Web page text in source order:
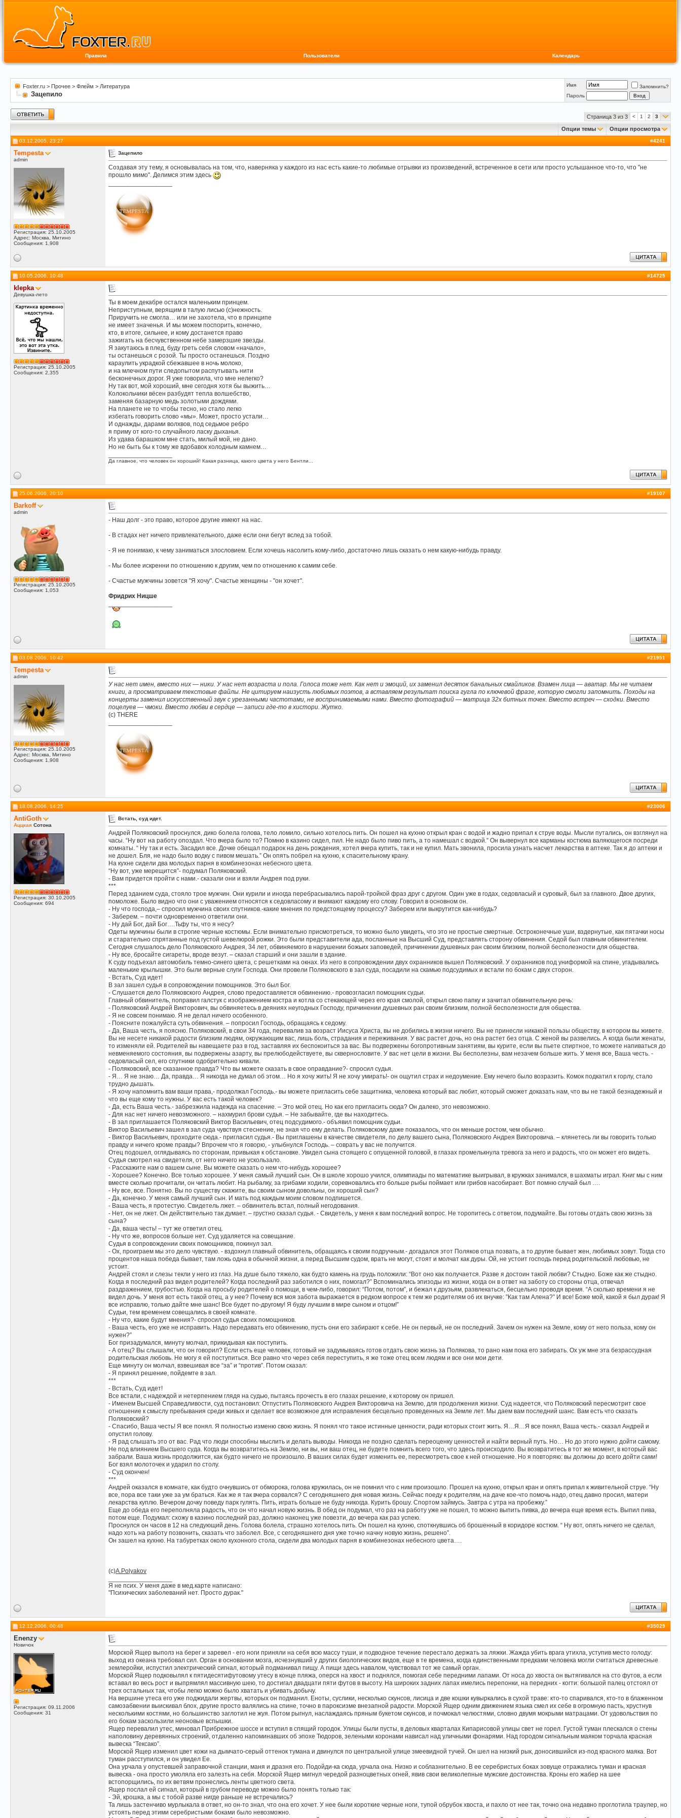
Правила Пользователи Календарь
Foxter.ru > Прочее > Флейм > Литература
Зацепило
Имя
Запомнить?
Пароль
Страница 3 из 3 < 1 2 3
Опции темы Опции просмотра
03.12.2005, 23:27 #4241
Tempesta
admin
Регистрация: 25.10.2005
Адрес: Москва, Митино
Сообщения: 1,908
Зацепило
Создавая эту тему, я основывалась на том, что, наверняка у каждого из нас есть какие-то любимые отрывки из произведений, встреченное в сети или просто услышанное что-то, что "не
прошло мимо". Делимся этим здесь
10.05.2006, 10:48 #14725
klepka
Девушка-лето
Регистрация: 25.10.2005
Сообщения: 2,355
Ты в моем декабре остался маленьким принцем.
Неприступным, верящим в талую лисью (с)нежность.
Приручить не смогла… или не захотела, что в принципе
не имеет значенья. И мы можем поспорить, конечно,
кто, в итоге, сильнее, и кому достанется право
зажигать на бесчувственном небе замерзшие звезды.
Я закутаюсь в плед, буду греть себя словом «начало»,
ты останешься с розой. Ты просто останешься. Поздно
караулить украдкой сбежавшее в ночь молоко,
и на млечном пути следопытом распутывать нити
бесконечных дорог. Я уже говорила, что мне нелегко?
Ну так вот, мой хороший, мне сегодня хотя бы выжить…
Колокольчики вёсен разбудят тепла волшебство,
заменяя базарную медь золотыми дождями.
На планете не то чтобы тесно, но стало легко
избегать говорить слово «мы». Может, просто устали…
И однажды, дарами волхвов, под седьмое ребро
я приму от кого-то случайного ласку дыханья.
Из удава барашком мне стать, милый мой, не дано.
Но не быть бы к тому же вдобавок холодным камнем…
Да главное, что человек он хороший! Какая разница, какого цвета у него Бентли...
25.06.2006, 20:10 #19107
Barkoff
admin
Регистрация: 25.10.2005
Сообщения: 1,053
- Наш долг - это право, которое другие имеют на нас.
- В стадах нет ничего привлекательного, даже если они бегут вслед за тобой.
- Я не понимаю, к чему заниматься злословием. Если хочешь насолить кому-либо, достаточно лишь сказать о нем какую-нибудь правду.
- Мы более искренни по отношению к другим, чем по отношению к самим себе.
- Счастье мужчины зовется "Я хочу". Счастье женщины - "он хочет".
Фридрих Ницше
03.08.2006, 10:42 #21951
Tempesta
admin
Регистрация: 25.10.2005
Адрес: Москва, Митино
Сообщения: 1,908
У нас нет имен, вместо них — ники. У нас нет возраста и пола. Голоса тоже нет. Как нет и эмоций, их заменил десяток банальных смайликов. Взамен лица — аватар. Мы не читаем
книги, а просматриваем текстовые файлы. Не цитируем наизусть любимых поэтов, а вставляем результат поиска гугла по ключевой фразе, которую смогли запомнить. Походы на
концерты заменил искусственный звук с урезанными частотами, не воспринимаемыми нами. Вместо фотографий — матрица 32х битных точек. Вместо встреч — сходки. Вместо
поцелуев — чмоки. Вместо любви в сердце — записи где-то в хистори. Жутко.
(c) THERE
18.08.2006, 14:25 #23006
AntiGoth
Аццкая Сотона
Регистрация: 30.10.2005
Сообщения: 694
Встать, суд идет.
Андрей Поляковский проснулся, дико болела голова, тело ломило, сильно хотелось пить. Он пошел на кухню открыл кран с водой и жадно припал к струе воды. Мысли путались, он взглянул на
часы. “Ну вот на работу опоздал. Что вчера было то? Помню в казино сидел, пил. Не надо было пиво пить, а то намешал с водкой.” Он вывернул все карманы костюма валяющегося посреди
комнаты. “ Ну так и есть. Засадил все. Дочке обещал подарок на день рождения, хотел вчера купить, так и не купил. Мать звонила, просила узнать насчет лекарства в аптеке. Так я до аптеки и
не дошел. Бля, не надо было водку с пивом мешать.” Он опять побрел на кухню, к спасительному крану.
На кухне сидели два молодых парня в комбинезонах небесного цвета.
“Ну вот, уже мерещится”- подумал Поляковский.
- Вам придется пройти с нами.- сказали они и взяли Андрея под руки.
***
Перед зданием суда, стояло трое мужчин. Они курили и иногда перебрасывались парой-тройкой фраз друг с другом. Один уже в годах, седовласый и суровый, был за главного. Двое других,
помоложе. Было видно что они с уважением относятся к седовласому и внимают каждому его слову. Говорил в основном он.
- Ну что господа,– спросил мужчина своих спутников.-какие мнения по предстоящему процессу? Заберем или выкрутится как-нибудь?
- Заберем. – почти одновременно ответили они.
- Ну дай Бог, дай Бог….Тьфу ты, что я несу?
Одеты мужчины были в строгие черные костюмы. Если внимательно присмотреться, то можно было увидеть, что это не простые смертные. Остроконечные уши, вздернутые, как пятачки носы
и старательно спрятанные под густой шевелюрой рожки. Это были представители ада, посланные на Высший Суд, представлять сторону обвинения. Седой был главным обвинителем.
Сегодня слушалось дело Поляковского Андрея, 34 лет, обвиняемого в нарушении божьих заповедей, причинении душевных ран своим близким, полной бесполезности для общества.
- Ну все, бросайте сигареты, вроде везут. – сказал старший и они зашли в здание.
К суду подъехал автомобиль темно-синего цвета, с решетками на окнах. Из него в сопровождении двух охранников вышел Поляковский. У охранников под униформой на спине, угадывались
маленькие крылышки. Это были верные слуги Господа. Они провели Поляковского в зал суда, посадили на скамью подсудимых и встали по бокам с двух сторон.
- Встать, Суд идет!
В зал зашел судья в сопровождении помощников. Это был Бог.
- Слушается дело Поляковского Андрея, слово предоставляется обвинению.- провозгласил помощник судьи.
Главный обвинитель, поправил галстук с изображением костра и котла со стекающей через его края смолой, открыл свою папку и зачитал обвинительную речь:
- Поляковский Андрей Викторович, вы обвиняетесь в деяниях неугодных Господу, причинении душевных ран своим близким, полной бесполезности для общества.
- Я не совсем понимаю. Я не делал ничего особенного.
- Поясните пожалуйста суть обвинения. – попросил Господь, обращаясь к седому.
- Да, Ваша честь, я поясню. Поляковский, в свои 34 года, перевалив за возраст Иисуса Христа, вы не добились в жизни ничего. Вы не принесли никакой пользы обществу, в котором вы живете.
Вы не несете никакой радости близким людям, окружающим вас, лишь боль, страдания и переживания. У вас растет дочь, но она растет без отца. С женой вы развелись. А когда были женаты,
то изменяли ей. Родителей вы навещаете раз в год, заставляя их беспокоиться за вас. Вы подвержены богопротивным занятиям, вы курите, если вы пьете спиртное, то можете напиваться до
невменяемого состояния, вы подвержены азарту, вы прелюбодействуете, вы сквернословите. У вас нет цели в жизни. Вы бесполезны, вам незачем больше жить. У меня все, Ваша честь. -
седовласый сел, его спутники одобрительно кивали.
- Поляковский, все сказанное правда? Что вы можете сказать в свое оправдание?- спросил судья.
- Я… Я не знаю… Да, правда… Я никогда не думал об этом… Но я хочу жить! Я не хочу умирать!- он ощутил страх и недоумение. Ему нечего было возразить. Комок подкатил к горлу, стало
трудно дышать.
- Я хочу напомнить вам ваши права,- продолжал Господь.- вы можете пригласить себе защитника, человека который вас любит, который сможет доказать нам, что вы не такой безнадежный и
что вы еще кому то нужны. У вас есть такой человек?
- Да, есть Ваша честь.- забрезжила надежда на спасение. – Это мой отец. Но как его пригласить сюда? Он далеко, это невозможно.
- Для нас нет ничего невозможного. – нахмурил брови судья. – Не забывайте, где вы находитесь.
- В зал приглашается Поляковский Виктор Васильевич, отец подсудимого.- объявил помощник судьи.
Виктор Васильевич зашел в зал суда чувствуя стеснение, не зная что ему делать. Поляковскому даже показалось, что он меньше ростом, чем обычно.
- Виктор Васильевич, проходите сюда.- пригласил судья.- Вы приглашены в качестве свидетеля, по делу вашего сына, Поляковского Андрея Викторовича. – клянетесь ли вы говорить только
правду и ничего кроме правды? Впрочем что я говорю, - улыбнулся Господь. – соврать у вас не получится.
Отец подошел, оглядываясь по сторонам, привыкая к обстановке. Увидел сына стоящего с опущенной головой, в глазах промелькнула тревога за него и радость, что он может его видеть.
Судья смотрел на свидетеля, от него ничего не ускользало.
- Расскажите нам о вашем сыне. Вы можете сказать о нем что-нибудь хорошее?
- Хорошее? Конечно. Все только хорошее. У меня самый лучший сын. Он в школе хорошо учился, олимпиады по математике выигрывал, в кружках занимался, в шахматы играл. Книг мы с ним
вместе сколько прочитали, он читать любит. На рыбалку, за грибами ходили, соревновались кто больше рыбы поймает или грибов насобирает. Вот помню случай был ….
- Ну все, все. Понятно. Вы по существу скажите, вы своим сыном довольны, он хороший сын?
- Да, конечно. У меня самый лучший сын. И мать под каждым моим словом подпишется.
- Ваша честь, я протестую. Свидетель лжет. – обвинитель встал, полный негодования.
- Нет, он не лжет. Он действительно так думает. – грустно сказал судья. - Свидетель, у меня к вам последний вопрос. Не торопитесь с ответом, подумайте. Вы готовы отдать свою жизнь за
сына?
- Да, ваша честь! – тут же ответил отец.
- Ну что же, вопросов больше нет. Суд удаляется на совещание.
Судья в сопровождении своих помощников, покинул зал.
- Ох, проиграем мы это дело чувствую. - вздохнул главный обвинитель, обращаясь к своим подручным.- догадался этот Поляков отца позвать, а то другие бывает жен, любимых зовут. Тогда сто
процентов наша победа бывает, там ложь одна в обычной жизни, а перед Высшим судом, врать не могут, стоят и молчат как дуры. Ой, не устоит господь перед родительской любовью, не
устоит.
Андрей стоял и слезы текли у него из глаз. На душе было тяжело, как будто камень на грудь положили: “Вот оно как получается. Разве я достоин такой любви? Стыдно. Боже как же стыдно.
Когда я последний раз видел родителей? Когда последний раз заботился о них, помогал?” Вспоминались эпизоды из жизни, когда он в ответ на заботу со стороны отца, отвечал
раздражением, грубостью. Когда на просьбу родителей о помощи, в чем-либо, говорил: “Потом, потом”, и бежал к друзьям, развлекаться, бесцельно проводя время. “А сколько времени я не
видел дочь. У меня вот есть такой отец, а у нее? Почему вся моя забота выражается в редком вопросе к тем же родителям об их внучке: ”Как там Алена?” И все! Боже мой, какой я был дурак! Я
все исправлю, только дайте мне шанс! Все будет по-другому! Я буду лучшим в мире сыном и отцом!”
Судьи, тем временем совещались в своей комнате.
- Ну что, какие будут мнения?- спросил судья своих помощников.
- Ваша честь, его уже не исправить. Надо передавать его обвинению, пусть они его забирают к себе. Не он первый, не он последний. Зачем он нужен на Земле, кому от него польза, кому он
нужен?”
Бог призадумался, минуту молчал, прикидывая как поступить.
- А отец? Вы слышали, что он говорил? Если есть еще человек, готовый не задумываясь готов отдать свою жизнь за Полякова, то рано нам пока его забирать. Ох уж мне эта безрассудная
родительская любовь. Не могу я ей поступиться. Все равно что через себя переступить, я же тоже отец всем людям и все они мои дети.
Еще минуту он молчал, взвешивая все “за” и “против”. Потом сказал:
- Я принял решение, пойдемте в зал.
***
- Встать, Суд идет!
Все встали, с надеждой и нетерпением глядя на судью, пытаясь прочесть в его глазах решение, к которому он пришел.
- Именем Высшей Справедливости, суд постановил: Отпустить Поляковского Андрея Викторовича на Землю, для продолжения жизни. Суд надеется, что Поляковский пересмотрит свое
отношение к смыслу пребывания среди живых и сделает все возможное для исправления бесцельно проведенных на Земле лет. Мы даем вам последний шанс. Вам есть что сказать
Поляковский?
- Спасибо, Ваша честь! Я все понял. Я полностью изменю свою жизнь. Я понял что такое истинные ценности, ради которых стоит жить. Я…Я…Я все понял, Ваша честь.- сказал Андрей и
опустил голову.
- Я рад слышать это от вас. Рад что люди способны мыслить и делать выводы. Никогда не поздно сделать переоценку ценностей и найти верный путь. Но… Но до этого нужно дойти самому.
Не под влиянием Высшего суда. Когда вы возвратитесь на Землю, ни вы, ни ваш отец, не будете помнить всего того, что здесь происходило. Вы возвратитесь в тот же момент, в который вас
забрали. Ваша жизнь продолжится, как будто ничего не произошло. В ваших силах будет изменить ее, пересмотреть свое к ней отношение. Но я повторяю: вы должны до всего дойти сами!
Бог взял молоточек и ударил по столу.
- Суд окончен!
***
Андрей оказался в комнате, как будто очнувшись от обморока, голова кружилась, он не помнил что с ним произошло. Прошел на кухню, открыл кран и опять припал к живительной струе. “Ну
все, пора все таки уже за ум браться. Как же я так вчера сорвался? С сегодняшнего дня новая жизнь. Сейчас поеду к родителям, на даче кое-что помочь надо, отец давно просил, матери
лекарства куплю. Вечером дочку поведу парк гулять. Пить, играть больше не буду никогда. Курить брошу. Спортом займусь. Завтра с утра на пробежку.”
Еще до обеда его переполняла радость, что он что начал новую жизнь. В обед он подумал, что раз на работу уже не пошел, то можно выпить пивка, до вечера еще время есть. Выпил пива,
потом еще. Подумал: схожу в казино последний раз, должно наконец уже повезти, до вечера как раз успею.
Проснулся он часов в 12 на следующий день. Голова болела, страшно хотелось пить. Он пошел на кухню, споткнувшись об брошенный в коридоре костюм. “ Ну вот, опять ничего не сделал,
надо хоть на работу позвонить, сказать что заболел. Все, с сегодняшнего дня уже точно начну новую жизнь, решено”.
Он зашел на кухню. На табуретках около кухонного стола, сидели два молодых парня в комбинезонах небесного цвета….
(с)A.Polyakov
Я не псих. У меня даже в мед.карте написано:
"Психических заболеваний нет. Просто дурак."
12.12.2006, 00:48 #35029
Enenzy
Новичок
Регистрация: 09.11.2006
Сообщения: 31
Морской Ящер выполз на берег и заревел - его ноги приняли на себя всю массу туши, и подводное течение перестало держать за ляжки. Жажда убить врага утихла, уступив место голоду:
выход из океана требовал сил. Орган в основании мозга, исчезнувший у других биологических видов, еще в те времена, когда единственными предками человека могли считаться древесные
землеройки, испустил электрический сигнал, который подманивал пищу. А пищи здесь навалом, чувствовал тот же самый орган.
Морской Ящер подковылял к пятидесятифутовому утесу в конце пляжа, оперся на хвост и поднялся, помогая себе передними лапами. От носа до хвоста он вытягивался на сто футов, а если
вставал во весь рост и выпрямлял массивную шею, то достигал двадцати пяти футов в высоту. На широких задних лапах имелись перепонки, на передних - когти: большой палец отстоял от
трех остальных так, чтобы легко можно было хватать и убивать добычу.
На вершине утеса его уже поджидали жертвы, которых он подманил. Еноты, суслики, несколько скунсов, лисица и две кошки кувыркались в сухой траве: кто-то спаривался, кто-то в блаженном
самозабвении выискивал блох, другие просто валялись на спине, точно в пароксизме внезапной радости. Морской Ящер одним движением языка смел их себе в огромную пасть, хрустнув
несколькими костями, но большинство заглотил не жуя. Потом рыгнул, наслаждаясь пряным букетом скунсов, и почмокал челюстями, словно двумя мокрыми матрацами. От удовольствия по
его бокам заскользили неоновые вспышки.
Ящер перевалил утес, миновал Прибрежное шоссе и вступил в спящий городок. Улицы были пусты, в деловых кварталах Кипарисовой улицы свет не горел. Густой туман плескался о стены
наполовину деревянных строений, отдаленно напоминавших об эпохе Тюдоров, зелеными коронами нависал над уличными фонарями. Над городом сигнальным маяком торчала красная
вывеска “Тексако”.
Морской Ящер изменил цвет кожи на дымчато-серый оттенок тумана и двинулся по центральной улице змеевидной тучей. Он шел на низкий рык, доносившийся из-под красного маяка. Вот
туман расступился, и он увидел Ее.
Она урчала у опустевшей заправочной станции, маня и дразня его. Подойди-ка сюда, урчала она. Низко и соблазнительно. В ее серебристых боках зовуще отражались туман и красная
вывеска - она просто умоляла его залезть на себя. Морской Ящер мигнул чередой разноцветных огней, явив свои великолепные мужские достоинства. Кроны его жабер на шее
встопорщились, по их ветвям пронеслись ленты цветного света.
Ящер послал ей сигнал, который в грубом переводе можно было понять только так:
- Эй, крошка, а мы с тобой разве нигде раньше не встречались?
Та лишь застенчиво мурлыкала в ответ, но он-то знал, что она его хочет. У нее были короткие черные ноги, тупой обрубок хвоста, и пахло от нее так, точно она недавно проглотила траулер, но
устоять перед этими серебристыми боками было невозможно.